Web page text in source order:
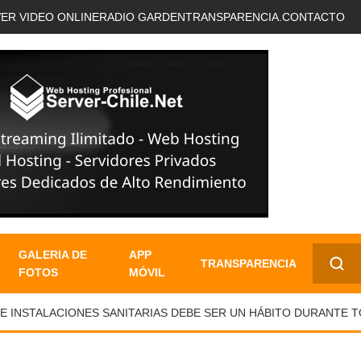
VIDEO ONLINERADIO GARDENTRANSPARENCIA. CONTACTO
GALERIA DE
FOTOS
APP
MÓVIL
TRANSPARENCIA
✕
SANITARIAS DEBE SER UN HÁBITO DURANTE